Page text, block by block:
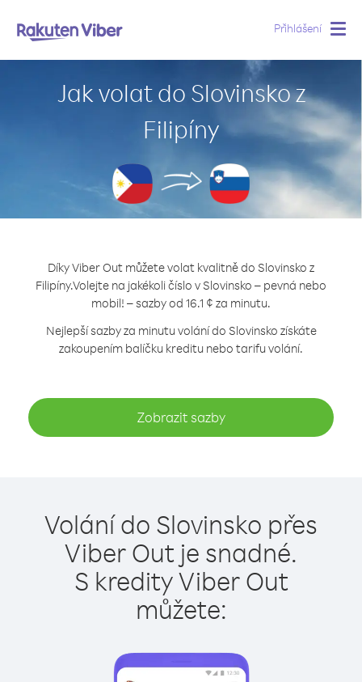
Přihlášení
Jak volat do Slovinsko z
Filipíny
Díky Viber Out můžete volat kvalitně do Slovinsko z
Filipíny.Volejte na jakékoli číslo v Slovinsko – pevná nebo
mobil! – sazby od 16.1 ¢ za minutu.
Nejlepší sazby za minutu volání do Slovinsko získáte
zakoupením balíčku kreditu nebo tarifu volání.
Zobrazit sazby
Volání do Slovinsko přes
Viber Out je snadné.
S kredity Viber Out
můžete: